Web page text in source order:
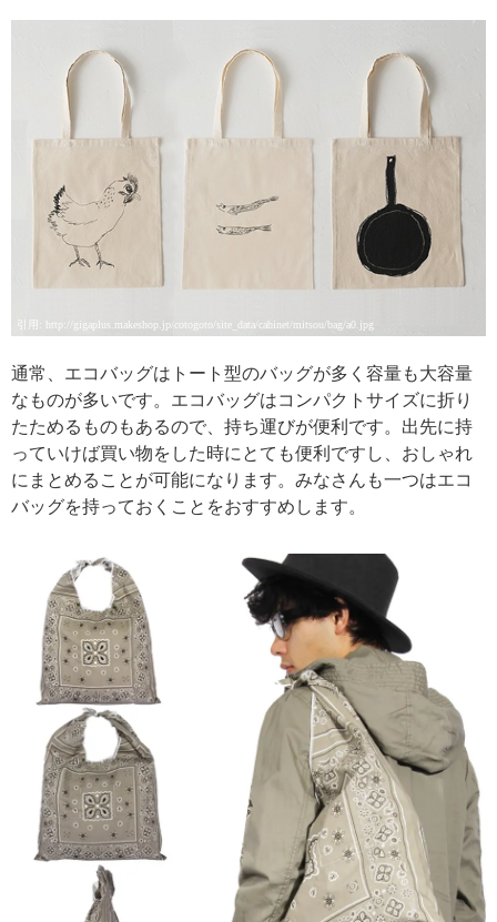
引用: http://gigaplus.makeshop.jp/cotogoto/site_data/cabinet/mitsou/bag/a0.jpg
通常、エコバッグはトート型のバッグが多く容量も大容量
なものが多いです。エコバッグはコンパクトサイズに折り
たためるものもあるので、持ち運びが便利です。出先に持
っていけば買い物をした時にとても便利ですし、おしゃれ
にまとめることが可能になります。みなさんも一つはエコ
バッグを持っておくことをおすすめします。